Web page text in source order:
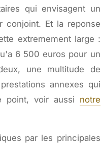
qui envisagent un
conjoint. Et la reponse
extremement large :
6 500 euros pour un
une multitude de
annexes qui
point, voir aussi notre
par les principales